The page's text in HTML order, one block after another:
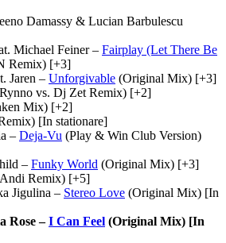
Damassy & Lucian Barbulescu
Michael Feiner – Fairplay (Let There Be
Remix) [+3]
Jaren – Unforgivable (Original Mix) [+3]
vs. Dj Zet Remix) [+2]
Mix) [+2]
[In stationare]
– Deja-Vu (Play & Win Club Version)
– Funky World (Original Mix) [+3]
Remix) [+5]
Jigulina – Stereo Love (Original Mix) [In
Rose –I Can Feel (Original Mix) [In